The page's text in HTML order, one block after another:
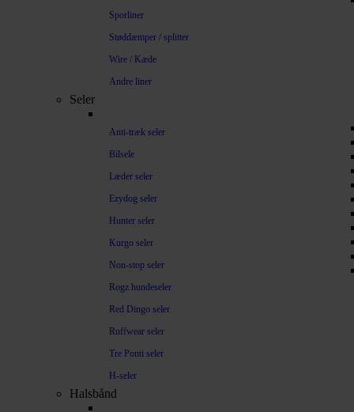
Sporliner
Støddæmper / splitter
Wire / Kæde
Andre liner
Seler
Anti-træk seler
Bilsele
Læder seler
Ezydog seler
Hunter seler
Kurgo seler
Non-stop seler
Rogz hundeseler
Red Dingo seler
Ruffwear seler
Tre Ponti seler
H-seler
Halsbånd